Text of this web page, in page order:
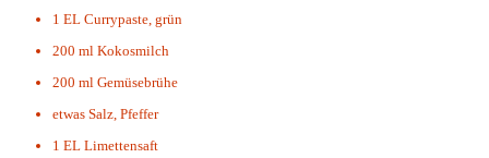
1 EL Currypaste, grün
200 ml Kokosmilch
200 ml Gemüsebrühe
etwas Salz, Pfeffer
1 EL Limettensaft